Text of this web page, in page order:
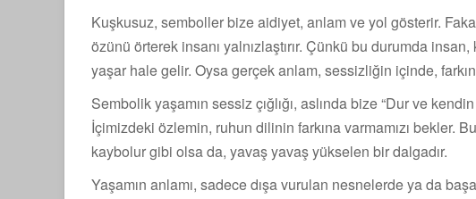
Kuşkusuz, semboller bize aidiyet, anlam ve yol gösterir.
özünü örterek insanı yalnızlaştırır. Çünkü bu durumda
yaşar hale gelir. Oysa gerçek anlam, sessizliğin içinde,
Sembolik yaşamın sessiz çığlığı, aslında bize “Dur ve
İçimizdeki özlemin, ruhun dilinin farkına varmamızı bekler.
kaybolur gibi olsa da, yavaş yavaş yükselen bir dalgadır.
Yaşamın anlamı, sadece dışa vurulan nesnelerde ya da